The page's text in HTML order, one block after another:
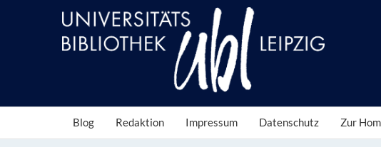
Blog Redaktion Impressum Datenschutz Zur